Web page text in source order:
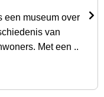
een museum over
van
Met een ..